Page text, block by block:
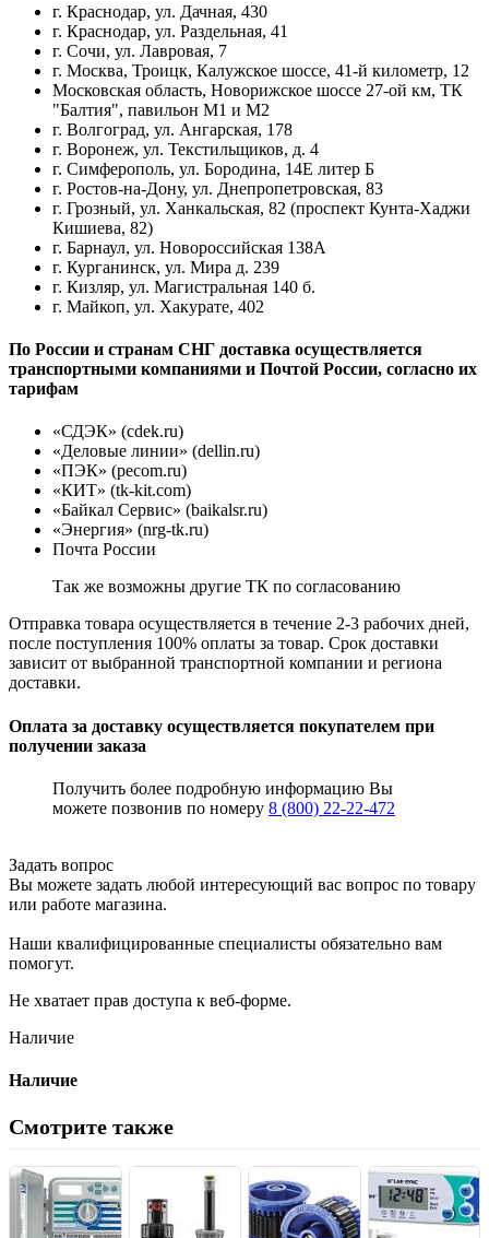
г. Краснодар, ул. Дачная, 430
г. Краснодар, ул. Раздельная, 41
г. Сочи, ул. Лавровая, 7
г. Москва, Троицк, Калужское шоссе, 41-й километр, 12
Московская область, Новорижское шоссе 27-ой км, ТК
"Балтия", павильон М1 и М2
г. Волгоград, ул. Ангарская, 178
г. Воронеж, ул. Текстильщиков, д. 4
г. Симферополь, ул. Бородина, 14Е литер Б
г. Ростов-на-Дону, ул. Днепропетровская, 83
г. Грозный, ул. Ханкальская, 82 (проспект Кунта-Хаджи
Кишиева, 82)
г. Барнаул, ул. Новороссийская 138А
г. Курганинск, ул. Мира д. 239
г. Кизляр, ул. Магистральная 140 б.
г. Майкоп, ул. Хакурате, 402
По России и странам СНГ доставка осуществляется
транспортными компаниями и Почтой России, согласно их
тарифам
«СДЭК» (cdek.ru)
«Деловые линии» (dellin.ru)
«ПЭК» (pecom.ru)
«КИТ» (tk-kit.com)
«Байкал Сервис» (baikalsr.ru)
«Энергия» (nrg-tk.ru)
Почта России
Так же возможны другие ТК по согласованию
Отправка товара осуществляется в течение 2-3 рабочих дней,
после поступления 100% оплаты за товар. Срок доставки
зависит от выбранной транспортной компании и региона
доставки.
Оплата за доставку осуществляется покупателем при
получении заказа
Получить более подробную информацию Вы
можете позвонив по номеру 8 (800) 22-22-472
Задать вопрос
Вы можете задать любой интересующий вас вопрос по товару
или работе магазина.
Наши квалифицированные специалисты обязательно вам
помогут.
Не хватает прав доступа к веб-форме.
Наличие
Наличие
Смотрите также